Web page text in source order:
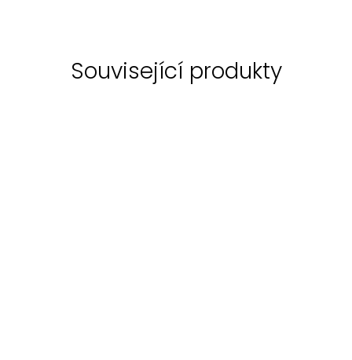
Související produkty